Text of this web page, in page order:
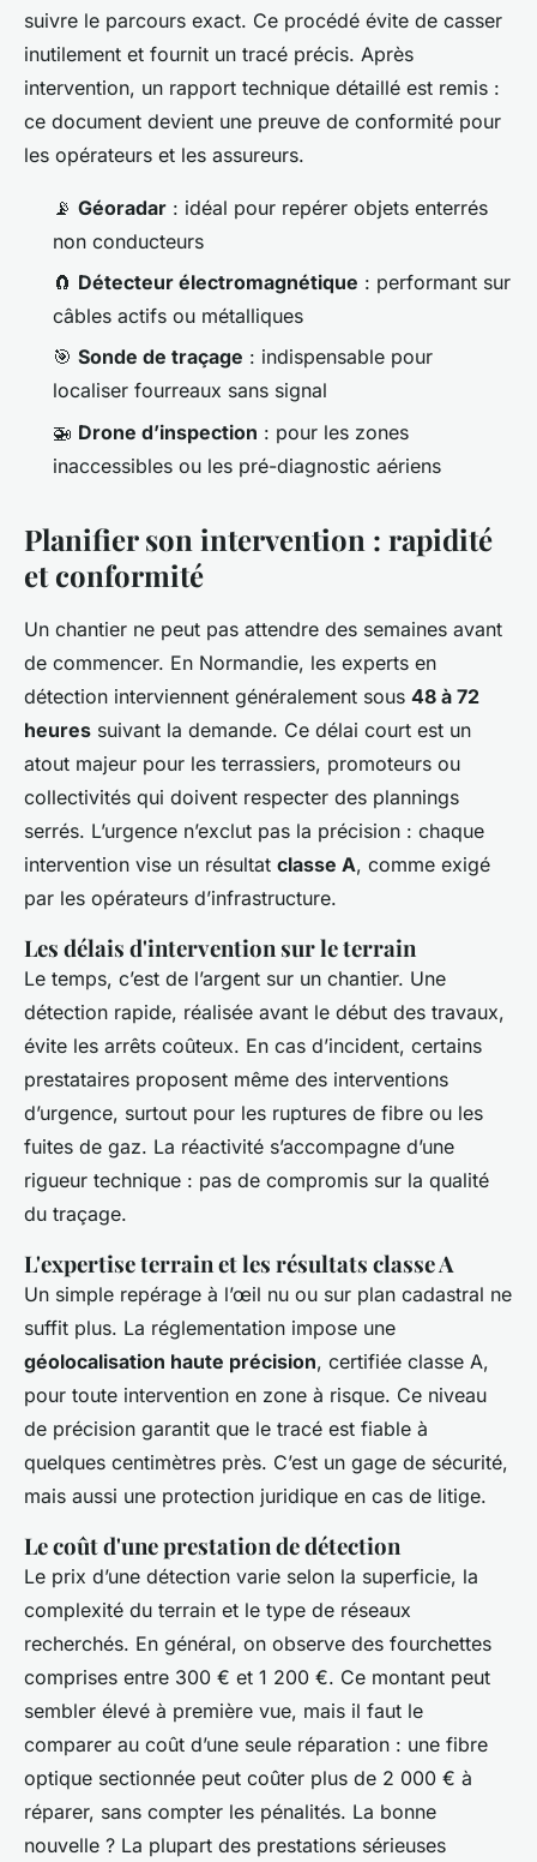
suivre le parcours exact. Ce procédé évite de casser
inutilement et fournit un tracé précis. Après
intervention, un rapport technique détaillé est remis :
ce document devient une preuve de conformité pour
les opérateurs et les assureurs.
📡 Géoradar : idéal pour repérer objets enterrés
non conducteurs
🧲 Détecteur électromagnétique : performant sur
câbles actifs ou métalliques
🎯 Sonde de traçage : indispensable pour
localiser fourreaux sans signal
🚁 Drone d’inspection : pour les zones
inaccessibles ou les pré-diagnostic aériens
Planifier son intervention : rapidité
et conformité
Un chantier ne peut pas attendre des semaines avant
de commencer. En Normandie, les experts en
détection interviennent généralement sous 48 à 72
heures suivant la demande. Ce délai court est un
atout majeur pour les terrassiers, promoteurs ou
collectivités qui doivent respecter des plannings
serrés. L’urgence n’exclut pas la précision : chaque
intervention vise un résultat classe A, comme exigé
par les opérateurs d’infrastructure.
Les délais d'intervention sur le terrain
Le temps, c’est de l’argent sur un chantier. Une
détection rapide, réalisée avant le début des travaux,
évite les arrêts coûteux. En cas d’incident, certains
prestataires proposent même des interventions
d’urgence, surtout pour les ruptures de fibre ou les
fuites de gaz. La réactivité s’accompagne d’une
rigueur technique : pas de compromis sur la qualité
du traçage.
L'expertise terrain et les résultats classe A
Un simple repérage à l’œil nu ou sur plan cadastral ne
suffit plus. La réglementation impose une
géolocalisation haute précision, certifiée classe A,
pour toute intervention en zone à risque. Ce niveau
de précision garantit que le tracé est fiable à
quelques centimètres près. C’est un gage de sécurité,
mais aussi une protection juridique en cas de litige.
Le coût d'une prestation de détection
Le prix d’une détection varie selon la superficie, la
complexité du terrain et le type de réseaux
recherchés. En général, on observe des fourchettes
comprises entre 300 € et 1 200 €. Ce montant peut
sembler élevé à première vue, mais il faut le
comparer au coût d’une seule réparation : une fibre
optique sectionnée peut coûter plus de 2 000 € à
réparer, sans compter les pénalités. La bonne
nouvelle ? La plupart des prestations sérieuses